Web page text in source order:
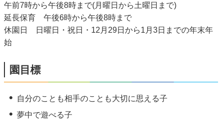
午前7時から午後8時まで(月曜日から土曜日まで)
延長保育 午後6時から午後8時まで
休園日 日曜日・祝日・12月29日から1月3日までの年末年
始
園目標
自分のことも相手のことも大切に思える子
夢中で遊べる子